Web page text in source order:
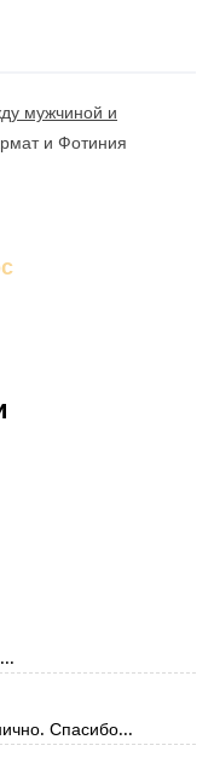
мужчиной и
и Фотиния
Спасибо...